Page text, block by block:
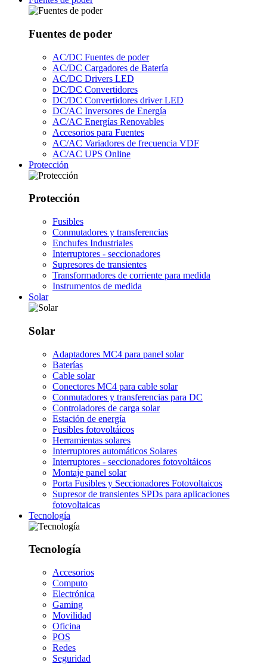
Fuentes de poder
AC/DC Fuentes de poder
AC/DC Cargadores de Batería
AC/DC Drivers LED
DC/DC Convertidores
DC/DC Convertidores driver LED
DC/AC Inversores de Energía
AC/AC Energías Renovables
Accesorios para Fuentes
AC/AC Variadores de frecuencia VDF
AC/AC UPS Online
Protección
Protección
Fusibles
Conmutadores y transferencias
Enchufes Industriales
Interruptores - seccionadores
Supresores de transientes
Transformadores de corriente para medida
Instrumentos de medida
Solar
Solar
Adaptadores MC4 para panel solar
Baterías
Cable solar
Conectores MC4 para cable solar
Conmutadores y transferencias para DC
Controladores de carga solar
Estación de energía
Fusibles fotovoltáicos
Herramientas solares
Interruptores automáticos Solares
Interruptores - seccionadores fotovoltáicos
Montaje panel solar
Porta Fusibles y Seccionadores Fotovoltaicos
Supresor de transientes SPDs para aplicaciones
fotovoltaicas
Tecnología
Tecnología
Accesorios
Computo
Electrónica
Gaming
Movilidad
Oficina
POS
Redes
Seguridad